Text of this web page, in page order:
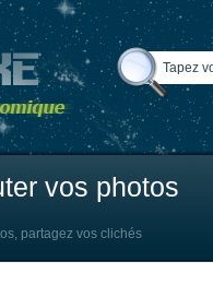
vos photos
partagez vos clichés